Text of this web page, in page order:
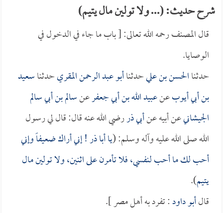
شرح حديث: (... ولا تولين مال يتيم)
قال المصنف رحمه الله تعالى: [ باب ما جاء في الدخول في
الوصايا.
حدثناالحسن بن عليحدثناأبو عبد الرحمن المقريحدثناسعيد
بن أبي أيوبعنعبيد الله بن أبي جعفرعنسالم بن أبي سالم
الجيشانيعن أبيه عنأبي ذررضي الله عنه قال: قال لي رسول
الله صلى الله عليه وآله وسلم: (ياأبا ذر! إني أراك ضعيفاً وإني
أحب لك ما أحب لنفسي، فلا تأمرن على اثنين، ولا تولين مال
يتيم).
قالأبو داود: تفرد به أهل مصر ].